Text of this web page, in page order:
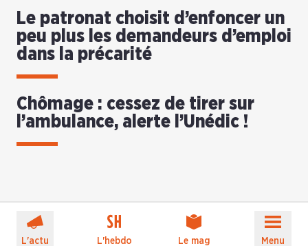
Le patronat choisit d’enfoncer un
peu plus les demandeurs d’emploi
dans la précarité
Chômage : cessez de tirer sur
l’ambulance, alerte l’Unédic !
L'actu L'hebdo Le mag Menu